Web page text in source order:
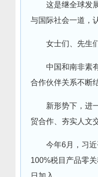
这是继全球发
与国际社会一道，
女士们、先生
中国和南非素
合作伙伴关系不断
新形势下，进
贸合作、夯实人文
今年6月，习
100%税目产品零